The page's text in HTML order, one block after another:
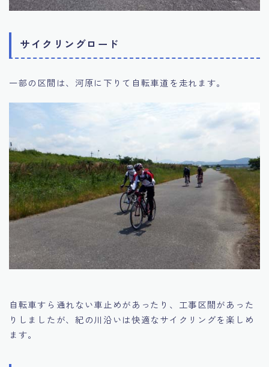
サイクリングロード
一部の区間は、河原に下りて自転車道を走れます。
自転車すら通れない車止めがあったり、工事区間があった
りしましたが、紀の川沿いは快適なサイクリングを楽しめ
ます。